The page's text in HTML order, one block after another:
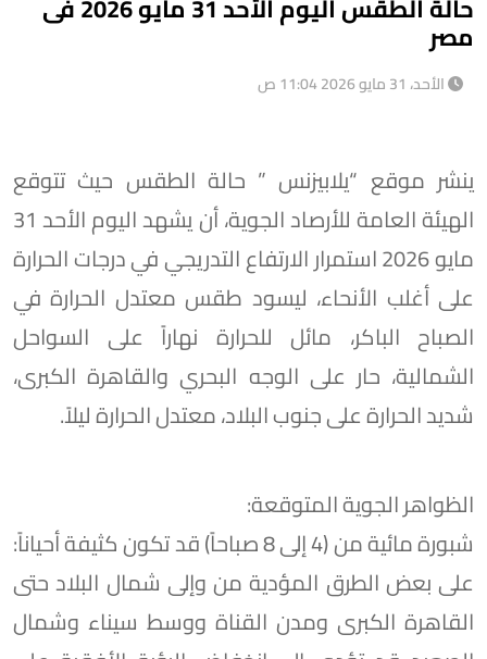
مصر
الأحد، 31 مايو 2026 11:04 ص
ينشر موقع “يلابيزنس ” حالة الطقس حيث تتوقع
الهيئة العامة للأرصاد الجوية، أن يشهد اليوم الأحد 31
مايو 2026 استمرار الارتفاع التدريجي في درجات الحرارة
على أغلب الأنحاء، ليسود ​طقس معتدل الحرارة في
الصباح الباكر، مائل للحرارة نهاراً على السواحل
الشمالية، حار على الوجه البحري والقاهرة الكبرى،
شديد الحرارة على جنوب البلاد، معتدل الحرارة ليلاً.
​الظواهر الجوية المتوقعة:
​شبورة مائية من (4 إلى 8 صباحاً) قد تكون كثيفة أحياناً:
على بعض الطرق المؤدية من وإلى شمال البلاد حتى
القاهرة الكبرى ومدن القناة ووسط سيناء وشمال